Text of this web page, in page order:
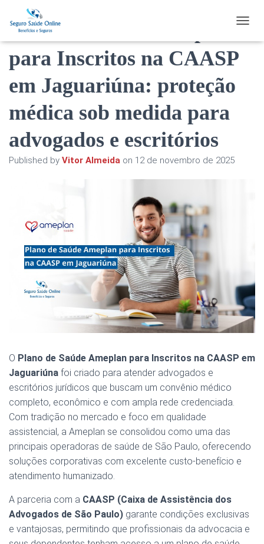
Plano de Saúde Ameplan
para Inscritos na CAASP
em Jaguariúna: proteção
médica sob medida para
advogados e escritórios
Published by Vitor Almeida on 12 de novembro de 2025
O Plano de Saúde Ameplan para Inscritos na CAASP em
Jaguariúna foi criado para atender advogados e
escritórios jurídicos que buscam um convênio médico
completo, econômico e com ampla rede credenciada.
Com tradição no mercado e foco em qualidade
assistencial, a Ameplan se consolidou como uma das
principais operadoras de saúde de São Paulo, oferecendo
soluções corporativas com excelente custo-benefício e
atendimento humanizado.
A parceria com a CAASP (Caixa de Assistência dos
Advogados de São Paulo) garante condições exclusivas
e vantajosas, permitindo que profissionais da advocacia e